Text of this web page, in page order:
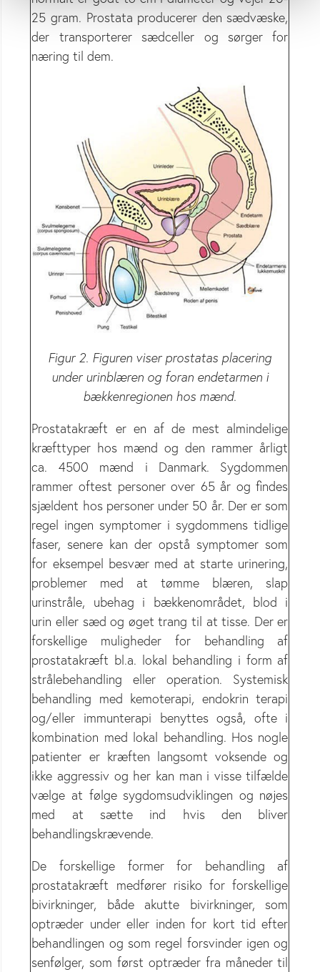
25 gram. Prostata producerer den sædvæske,
der transporterer sædceller og sørger for
næring til dem.
Figur 2. Figuren viser prostatas placering
under urinblæren og foran endetarmen i
bækkenregionen hos mænd.
Prostatakræft er en af de mest almindelige
kræfttyper hos mænd og den rammer årligt
ca. 4500 mænd i Danmark. Sygdommen
rammer oftest personer over 65 år og findes
sjældent hos personer under 50 år. Der er som
regel ingen symptomer i sygdommens tidlige
faser, senere kan der opstå symptomer som
for eksempel besvær med at starte urinering,
problemer med at tømme blæren, slap
urinstråle, ubehag i bækkenområdet, blod i
urin eller sæd og øget trang til at tisse. Der er
forskellige muligheder for behandling af
prostatakræft bl.a. lokal behandling i form af
strålebehandling eller operation. Systemisk
behandling med kemoterapi, endokrin terapi
og/eller immunterapi benyttes også, ofte i
kombination med lokal behandling. Hos nogle
patienter er kræften langsomt voksende og
ikke aggressiv og her kan man i visse tilfælde
vælge at følge sygdomsudviklingen og nøjes
med at sætte ind hvis den bliver
behandlingskrævende.
De forskellige former for behandling af
prostatakræft medfører risiko for forskellige
bivirkninger, både akutte bivirkninger, som
optræder under eller inden for kort tid efter
behandlingen og som regel forsvinder igen og
senfølger, som først optræder fra måneder til